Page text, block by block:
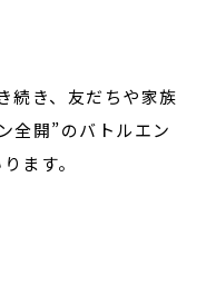
続き、友だちや家族
全開”のバトルエン
ます。